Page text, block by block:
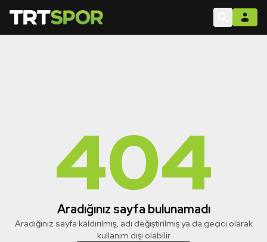
404
Aradığınız sayfa bulunamadı
Aradığınız sayfa kaldırılmış, adı değiştirilmiş ya da geçici olarak
kullanım dışı olabilir